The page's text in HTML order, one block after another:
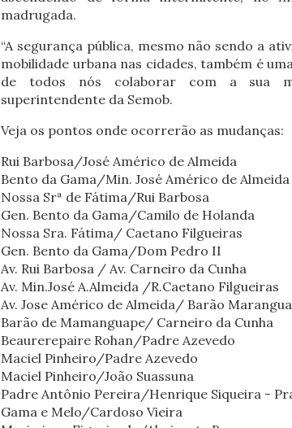
madrugada.
“A segurança pública, mesmo não sendo a
mobilidade urbana nas cidades, também é
de todos nós colaborar com a sua
superintendente da Semob.
Veja os pontos onde ocorrerão as mudanças:
Rui Barbosa/José Américo de Almeida
Bento da Gama/Min. José Américo de Almeida
Nossa Srª de Fátima/Rui Barbosa
Gen. Bento da Gama/Camilo de Holanda
Nossa Sra. Fátima/ Caetano Filgueiras
Gen. Bento da Gama/Dom Pedro II
Av. Rui Barbosa / Av. Carneiro da Cunha
Av. Min.José A.Almeida /R.Caetano Filgueiras
Av. Jose Américo de Almeida/ Barão
Barão de Mamanguape/ Carneiro da Cunha
Beaurerepaire Rohan/Padre Azevedo
Maciel Pinheiro/Padre Azevedo
Maciel Pinheiro/João Suassuna
Padre Antônio Pereira/Henrique Siqueira -
Gama e Melo/Cardoso Vieira